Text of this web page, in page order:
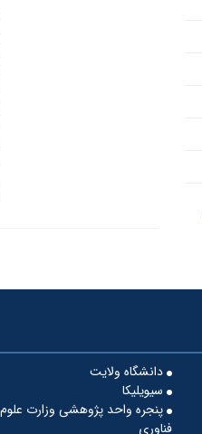
دانشگاه ولایت
سیویلیکا
پنجره واحد پژوهشی وزارت
فناوری